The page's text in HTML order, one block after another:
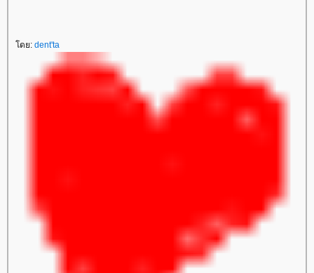
ดย: dent'ta